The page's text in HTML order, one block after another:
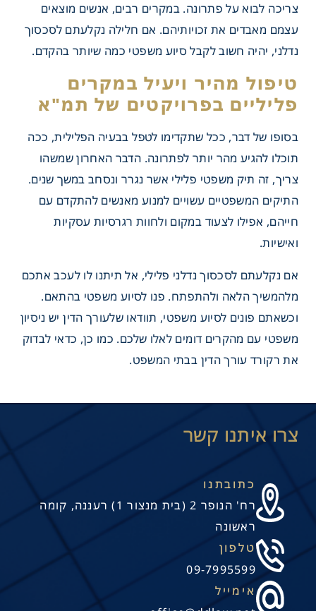
את עורך הדין הפלילי
אותנו
צריכה לבוא על פתרונה. במקרים רבים, אנשים מוצאים
עצמם מאבדים את זכויותיהם. אם חלילה נקלעתם לסכסוך
נדלני, יהיה חשוב לקבל סיוע משפטי כמה שיותר בהקדם.
טיפול מהיר ויעיל במקרים
פליליים בפרויקטים של תמ"א
בסופו של דבר, ככל שתקדימו לטפל בבעיה הפלילית, ככה
תוכלו להגיע מהר יותר לפתרונה. הדבר האחרון שמשהו
צריך, זה תיק משפטי פלילי אשר נגרר ונסחב במשך שנים.
התיקים המשפטיים עשויים למנוע מאנשים להתקדם עם
חייהם, אפילו לצעוד במקום ולחוות רגרסיות עסקיות
ואישיות.
אם נקלעתם לסכסוך נדלני פלילי, אל תיתנו לו לעכב אתכם
מלהמשיך הלאה ולהתפתח. פנו לסיוע משפטי בהתאם.
וכשאתם פונים לסיוע משפטי, תוודאו שלעורך הדין יש ניסיון
משפטי עם מהקרים דומים לאלו שלכם. כמו כן, כדאי לבדוק
את רקורד עורך הדין בבתי המשפט.
כתובתנו
רח' הנופר 2 (בית מנצור 1) רעננה, קומה
ראשונה
טלפון
09-7995599
אימייל